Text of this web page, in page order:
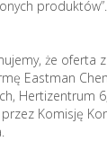
produktów”.
że oferta
Eastman
Hertizentrum
Komisję